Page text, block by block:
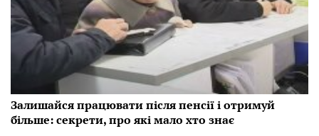
Залишайся працювати після пенсії і отримуй
більше: секрети, про які мало хто знає